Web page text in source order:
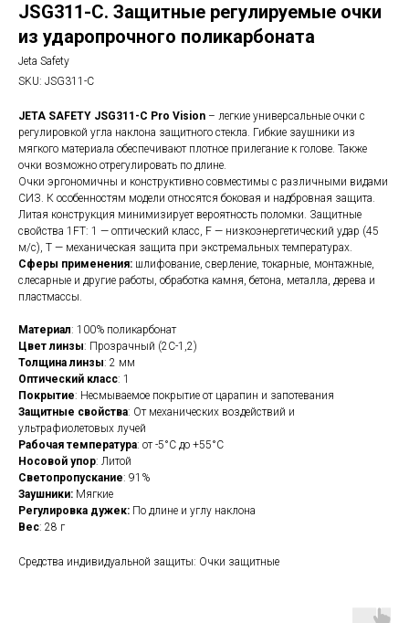
JSG311-C. Защитные регулируемые очки
из ударопрочного поликарбоната
Jeta Safety
SKU: JSG311-C
JETA SAFETY JSG311-C Pro Vision – легкие универсальные очки с
регулировкой угла наклона защитного стекла. Гибкие заушники из
мягкого материала обеспечивают плотное прилегание к голове. Также
очки возможно отрегулировать по длине.
Очки эргономичны и конструктивно совместимы с различными видами
СИЗ. К особенностям модели относятся боковая и надбровная защита.
Литая конструкция минимизирует вероятность поломки. Защитные
свойства 1FT: 1 — оптический класс, F — низкоэнергетический удар (45
м/c), Т — механическая защита при экстремальных температурах.
Сферы применения: шлифование, сверление, токарные, монтажные,
слесарные и другие работы, обработка камня, бетона, металла, дерева и
пластмассы.
Материал: 100% поликарбонат
Цвет линзы: Прозрачный (2C-1,2)
Толщина линзы: 2 мм
Оптический класс: 1
Покрытие: Несмываемое покрытие от царапин и запотевания
Защитные свойства: От механических воздействий и
ультрафиолетовых лучей
Рабочая температура: от -5°C до +55°C
Носовой упор: Литой
Светопропускание: 91%
Заушники: Мягкие
Регулировка дужек: По длине и углу наклона
Вес: 28 г
Средства индивидуальной защиты: Очки защитные